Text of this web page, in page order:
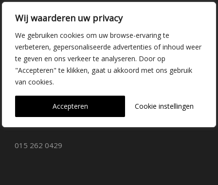
Wij waarderen uw privacy
We gebruiken cookies om uw browse-ervaring te
verbeteren, gepersonaliseerde advertenties of inhoud weer
te geven en ons verkeer te analyseren. Door op
"Accepteren" te klikken, gaat u akkoord met ons gebruik
van cookies.
Cookie instellingen
Accepteren
Vacatures
Contact
Kwekerij Delfgauw
Vrederustlaan 10
2645 AW Delfgauw
015 262 0429